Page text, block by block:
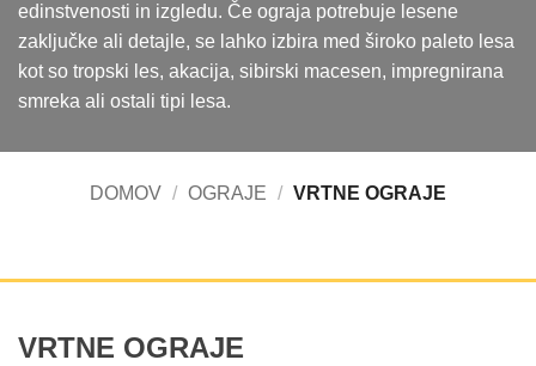
edinstvenosti in izgledu. Če ograja potrebuje lesene
zaključke ali detajle, se lahko izbira med široko paleto lesa
kot so tropski les, akacija, sibirski macesen, impregnirana
smreka ali ostali tipi lesa.
DOMOV / OGRAJE / VRTNE OGRAJE
VRTNE OGRAJE